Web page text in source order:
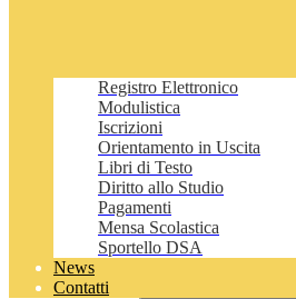
Registro Elettronico
Modulistica
Iscrizioni
Orientamento in Uscita
Libri di Testo
Diritto allo Studio
Pagamenti
Mensa Scolastica
Sportello DSA
News
Contatti